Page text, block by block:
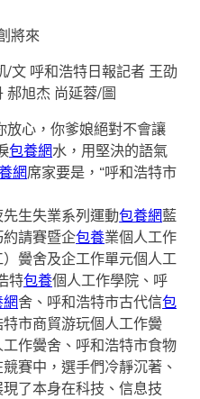
將來
/文 呼和浩特日報記者 王劭
郝旭杰 尚延蓉/圖
放心，你爹娘絕對不會讓
包養網水，用堅決的語氣
網席家要是，“呼和浩特市
生失業系列運動包養網藍
請賽暨企包養業個人工作
黌舍及企工作單元個人工
特包養個人工作學院、呼
舍、呼和浩特市古代信包
市商貿游玩個人工作黌
作黌舍、呼和浩特市食物
賽中，選手們冷靜沉著、
了本身在科技、信息技